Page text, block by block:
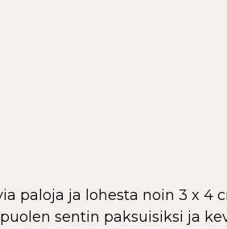
paloja ja lohesta noin 3 x 4
sentin paksuisiksi ja